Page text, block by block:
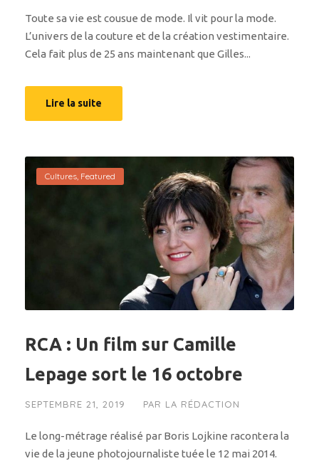
Toute sa vie est cousue de mode. Il vit pour la mode.
L’univers de la couture et de la création vestimentaire.
Cela fait plus de 25 ans maintenant que Gilles...
Lire la suite
Cultures, Featured
RCA : Un film sur Camille
Lepage sort le 16 octobre
SEPTEMBRE 21, 2019 PAR LA RÉDACTION
Le long-métrage réalisé par Boris Lojkine racontera la
vie de la jeune photojournaliste tuée le 12 mai 2014.